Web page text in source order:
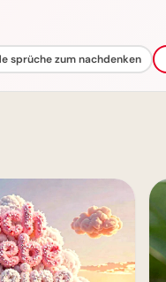
sprüche zum nachdenken